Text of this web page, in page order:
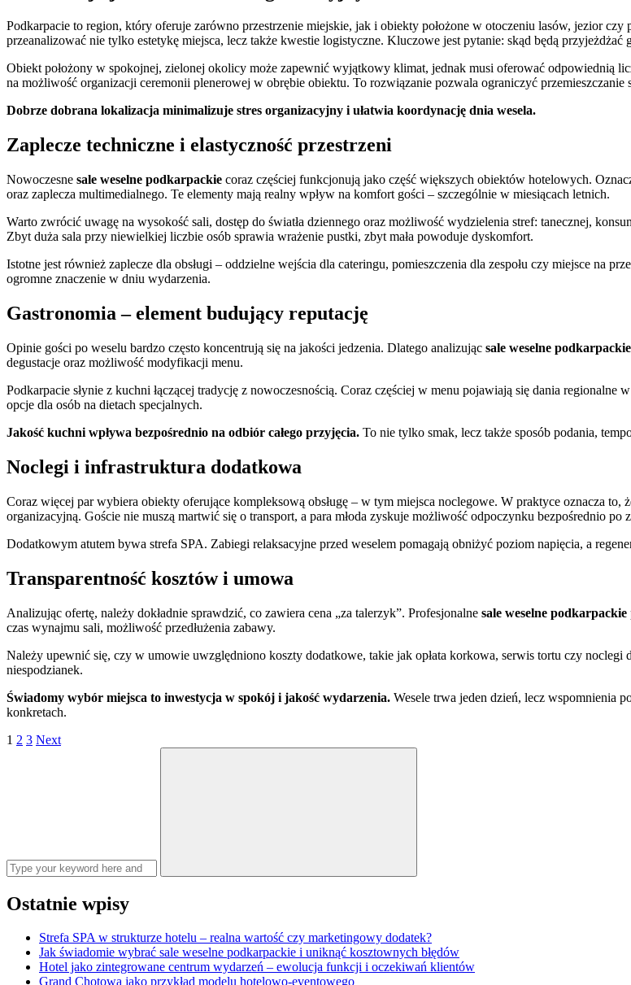
Podkarpacie to region, który oferuje zarówno przestrzenie miejskie, jak i obiekty położone w otoczeniu lasów, jezior
przeanalizować nie tylko estetykę miejsca, lecz także kwestie logistyczne. Kluczowe jest pytanie: skąd będą przyjeżdżać
Obiekt położony w spokojnej, zielonej okolicy może zapewnić wyjątkowy klimat, jednak musi oferować odpowiednią
na możliwość organizacji ceremonii plenerowej w obrębie obiektu. To rozwiązanie pozwala ograniczyć przemieszczanie
Dobrze dobrana lokalizacja minimalizuje stres organizacyjny i ułatwia koordynację dnia wesela.
Zaplecze techniczne i elastyczność przestrzeni
Nowoczesne sale weselne podkarpackie coraz częściej funkcjonują jako część większych obiektów hotelowych.
oraz zaplecza multimedialnego. Te elementy mają realny wpływ na komfort gości – szczególnie w miesiącach letnich.
Warto zwrócić uwagę na wysokość sali, dostęp do światła dziennego oraz możliwość wydzielenia stref: tanecznej,
Zbyt duża sala przy niewielkiej liczbie osób sprawia wrażenie pustki, zbyt mała powoduje dyskomfort.
Istotne jest również zaplecze dla obsługi – oddzielne wejścia dla cateringu, pomieszczenia dla zespołu czy miejsce na
ogromne znaczenie w dniu wydarzenia.
Gastronomia – element budujący reputację
Opinie gości po weselu bardzo często koncentrują się na jakości jedzenia. Dlatego analizując sale weselne podkarpackie
degustacje oraz możliwość modyfikacji menu.
Podkarpacie słynie z kuchni łączącej tradycję z nowoczesnością. Coraz częściej w menu pojawiają się dania
opcje dla osób na dietach specjalnych.
Jakość kuchni wpływa bezpośrednio na odbiór całego przyjęcia. To nie tylko smak, lecz także sposób podania,
Noclegi i infrastruktura dodatkowa
Coraz więcej par wybiera obiekty oferujące kompleksową obsługę – w tym miejsca noclegowe. W praktyce oznacza to,
organizacyjną. Goście nie muszą martwić się o transport, a para młoda zyskuje możliwość odpoczynku bezpośrednio po
Dodatkowym atutem bywa strefa SPA. Zabiegi relaksacyjne przed weselem pomagają obniżyć poziom napięcia, a
Transparentność kosztów i umowa
Analizując ofertę, należy dokładnie sprawdzić, co zawiera cena „za talerzyk”. Profesjonalne sale weselne podkarpackie
czas wynajmu sali, możliwość przedłużenia zabawy.
Należy upewnić się, czy w umowie uwzględniono koszty dodatkowe, takie jak opłata korkowa, serwis tortu czy
niespodzianek.
Świadomy wybór miejsca to inwestycja w spokój i jakość wydarzenia. Wesele trwa jeden dzień, lecz wspomnienia
konkretach.
Stronicowanie
Page
1 Page
2 Page
3 Next
Ostatnie wpisy
Strefa SPA w strukturze hotelu – realna wartość czy marketingowy dodatek?
Jak świadomie wybrać sale weselne podkarpackie i uniknąć kosztownych błędów
Hotel jako zintegrowane centrum wydarzeń – ewolucja funkcji i oczekiwań klientów
Grand Chotowa jako przykład modelu hotelowo-eventowego